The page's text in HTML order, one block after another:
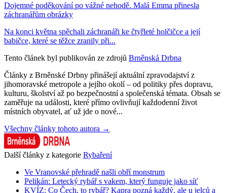
Dojemné poděkování po vážné nehodě. Malá Emma přinesla
záchranářům obrázky
Na konci května spěchali záchranáři ke čtyřleté holčičce a její
babičce, které se těžce zranily při...
Tento článek byl publikován ze zdrojů Brněnská Drbna
Články z Brněnské Drbny přinášejí aktuální zpravodajství z
jihomoravské metropole a jejího okolí – od politiky přes dopravu,
kulturu, školství až po bezpečnostní a společenská témata. Obsah se
zaměřuje na události, které přímo ovlivňují každodenní život
místních obyvatel, ať už jde o nové...
Všechny články tohoto autora →
Další články z kategorie Rybaření
Ve Vranovské přehradě našli obří monstrum
Pelikán: Letecký rybář s vakem, který funguje jako síť
KVÍZ: Co Čech, to rybář? Kapra pozná každý, ale u jelců a